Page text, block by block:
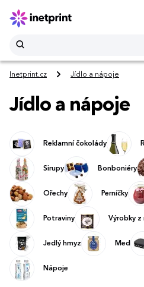
Inetprint.cz Jídlo a nápoje
Jídlo a nápoje
Reklamní čokolády
Sirupy Bonboniéry
Ořechy Perníčky
Potraviny Výrobky z
Jedlý hmyz Med
Nápoje